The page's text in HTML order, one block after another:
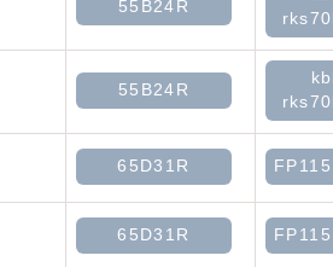
55B24R
55B24R
65D31R
65D31R